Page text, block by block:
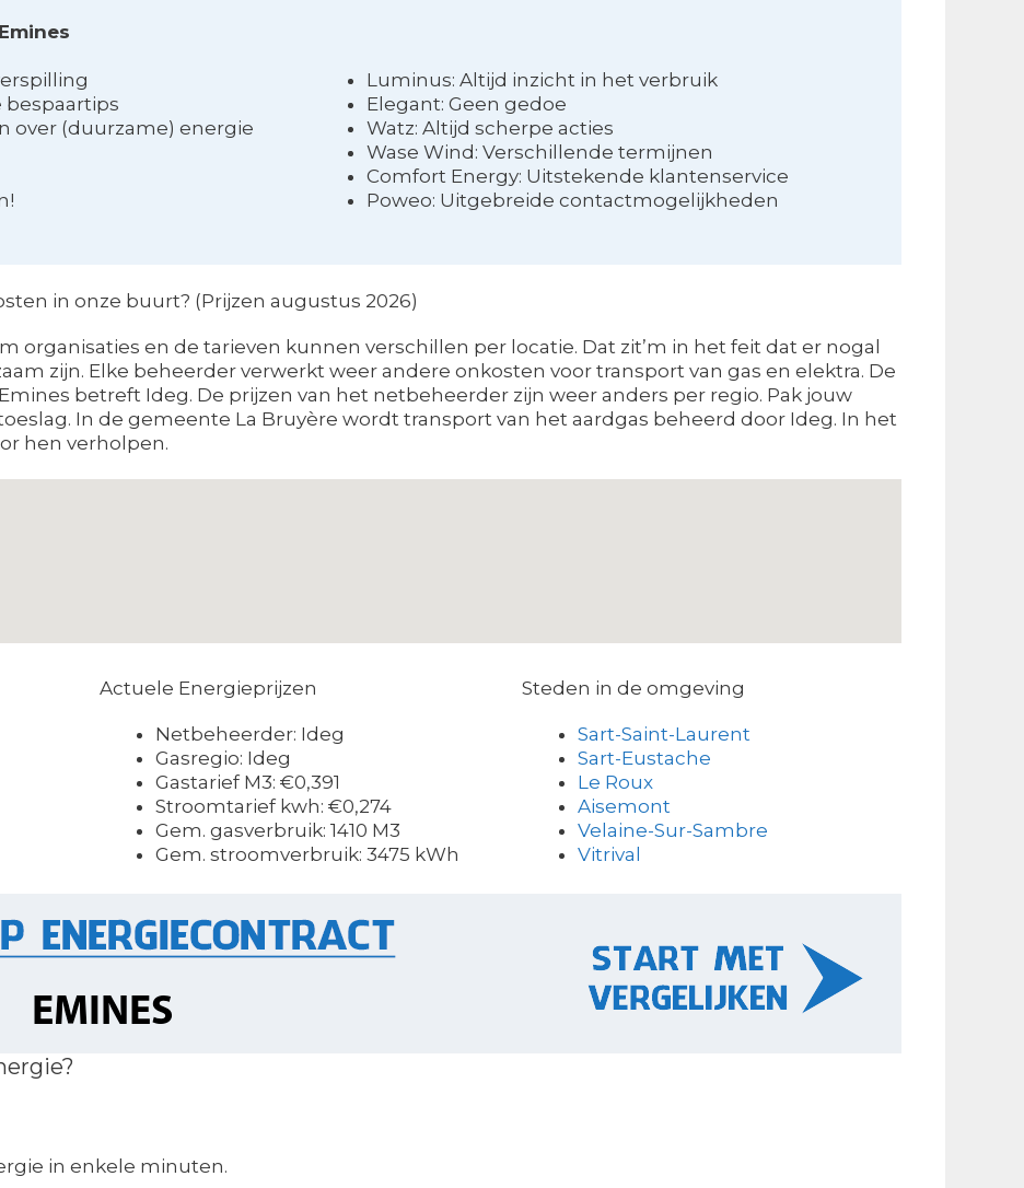
bespaartips
over (duurzame) energie
Luminus: Altijd inzicht in het verbruik
Elegant: Geen gedoe
Watz: Altijd scherpe acties
Wase Wind: Verschillende termijnen
Comfort Energy: Uitstekende klantenservice
Poweo: Uitgebreide contactmogelijkheden
in onze buurt? (Prijzen augustus 2026)
organisaties en de tarieven kunnen verschillen per locatie. Dat zit’m in het feit dat er nogal
zijn. Elke beheerder verwerkt weer andere onkosten voor transport van gas en elektra. De
betreft Ideg. De prijzen van het netbeheerder zijn weer anders per regio. Pak jouw
In de gemeente La Bruyère wordt transport van het aardgas beheerd door Ideg. In het
hen verholpen.
Actuele Energieprijzen
Netbeheerder: Ideg
Gasregio: Ideg
Gastarief M3: €0,391
Stroomtarief kwh: €0,274
Gem. gasverbruik: 1410 M3
Gem. stroomverbruik: 3475 kWh
Steden in de omgeving
Sart-Saint-Laurent
Sart-Eustache
Le Roux
Aisemont
Velaine-Sur-Sambre
Vitrival
in enkele minuten.